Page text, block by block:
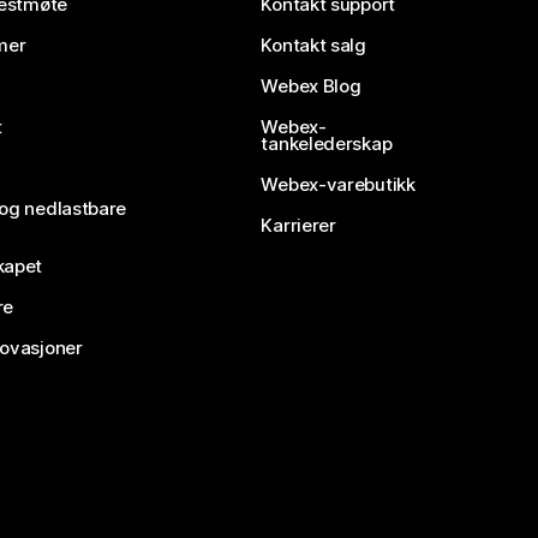
nedlastbare
Kontakt salg
Webex Blog
Webex-
tankelederskap
Webex-varebutikk
Karrierer